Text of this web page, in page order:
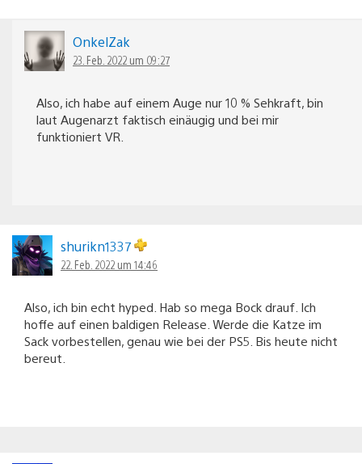
OnkelZak
23. Feb. 2022 um 09:27
Also, ich habe auf einem Auge nur 10 % Sehkraft, bin
laut Augenarzt faktisch einäugig und bei mir
funktioniert VR.
shurikn1337
22. Feb. 2022 um 14:46
Also, ich bin echt hyped. Hab so mega Bock drauf. Ich
hoffe auf einen baldigen Release. Werde die Katze im
Sack vorbestellen, genau wie bei der PS5. Bis heute nicht
bereut.